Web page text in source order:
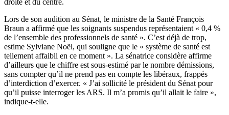
droite et du centre.
Lors de son audition au Sénat, le ministre de la Santé François
Braun a affirmé que les soignants suspendus représentaient « 0,4 %
de l’ensemble des professionnels de santé ». C’est déjà de trop,
estime Sylviane Noël, qui souligne que le « système de santé est
tellement affaibli en ce moment ». La sénatrice considère affirme
d’ailleurs que le chiffre est sous-estimé par le nombre démissions,
sans compter qu’il ne prend pas en compte les libéraux, frappés
d’interdiction d’exercer. « J’ai sollicité le président du Sénat pour
qu’il puisse interroger les ARS. Il m’a promis qu’il allait le faire »,
indique-t-elle.